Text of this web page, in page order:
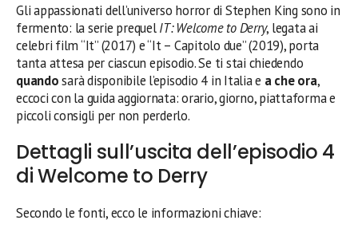
Gli appassionati dell’universo horror di Stephen King sono in
fermento: la serie prequelIT: Welcome to Derry, legata ai
celebri film “It” (2017) e “It – Capitolo due” (2019), porta
tanta attesa per ciascun episodio. Se ti stai chiedendo
quandosarà disponibile l’episodio 4 in Italia e a che ora,
eccoci con la guida aggiornata: orario, giorno, piattaforma e
piccoli consigli per non perderlo.
Dettagli sull’uscita dell’episodio 4
di Welcome to Derry
Secondo le fonti, ecco le informazioni chiave: